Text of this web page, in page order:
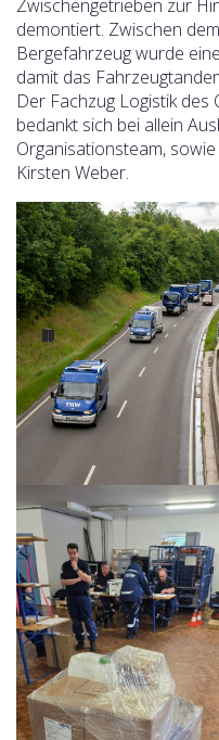
Zwischengetrieben zur
demontiert. Zwischen
Bergefahrzeug wurde
damit das
Der Fachzug Logistik
bedankt sich bei allein
Organisationsteam,
Kirsten Weber.